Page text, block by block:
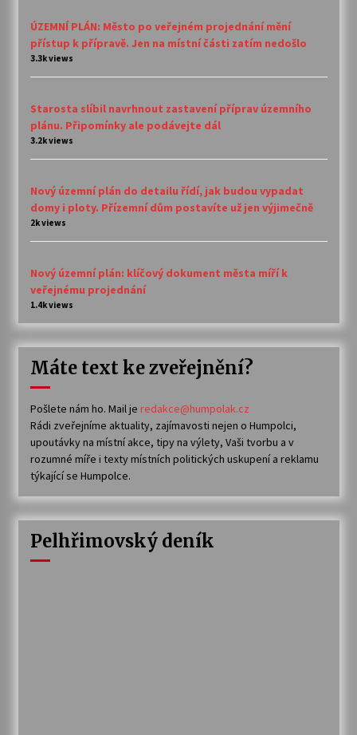
ÚZEMNÍ PLÁN: Město po veřejném projednání mění
přístup k přípravě. Jen na místní části zatím nedošlo
3.3k views
Starosta slíbil navrhnout zastavení příprav územního
plánu. Připomínky ale podávejte dál
3.2k views
Nový územní plán do detailu řídí, jak budou vypadat
domy i ploty. Přízemní dům postavíte už jen výjimečně
2k views
Nový územní plán: klíčový dokument města míří k
veřejnému projednání
1.4k views
Máte text ke zveřejnění?
Pošlete nám ho. Mail je redakce@humpolak.cz
Rádi zveřejníme aktuality, zajímavosti nejen o Humpolci,
upoutávky na místní akce, tipy na výlety, Vaši tvorbu a v
rozumné míře i texty místních politických uskupení a reklamu
týkající se Humpolce.
Pelhřimovský deník